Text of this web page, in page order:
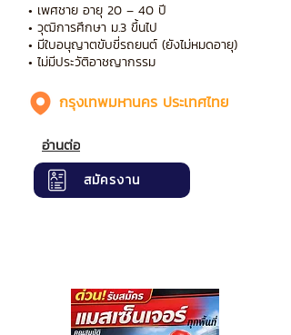
• เพศชาย อายุ 20 – 40 ปี
• วุฒิการศึกษา ม.3 ขึ้นไป
• มีใบอนุญาตขับขี่รถยนต์ (ยังไม่หมดอายุ)
• ไม่มีประวัติอาชญากรรม
กรุงเทพมหานคร ประเทศไทย
อ่านต่อ
สมัครงาน